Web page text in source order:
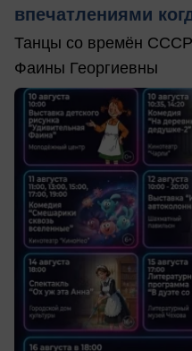
впечатлениями
Танцы со времён СССР
Фаины Георгиевны